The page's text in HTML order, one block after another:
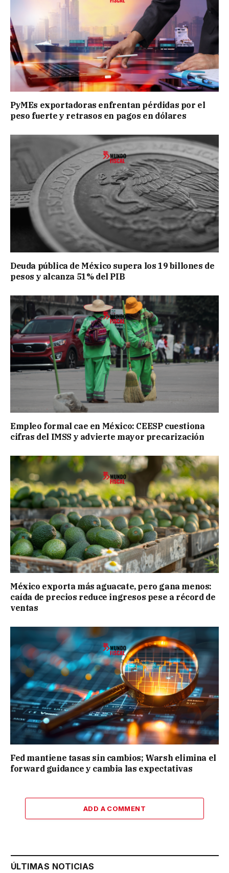
PyMEs exportadoras enfrentan pérdidas por el
peso fuerte y retrasos en pagos en dólares
Deuda pública de México supera los 19 billones de
pesos y alcanza 51% del PIB
Empleo formal cae en México: CEESP cuestiona
cifras del IMSS y advierte mayor precarización
México exporta más aguacate, pero gana menos:
caída de precios reduce ingresos pese a récord de
ventas
Fed mantiene tasas sin cambios; Warsh elimina el
forward guidance y cambia las expectativas
ADD A COMMENT
ÚLTIMAS NOTICIAS